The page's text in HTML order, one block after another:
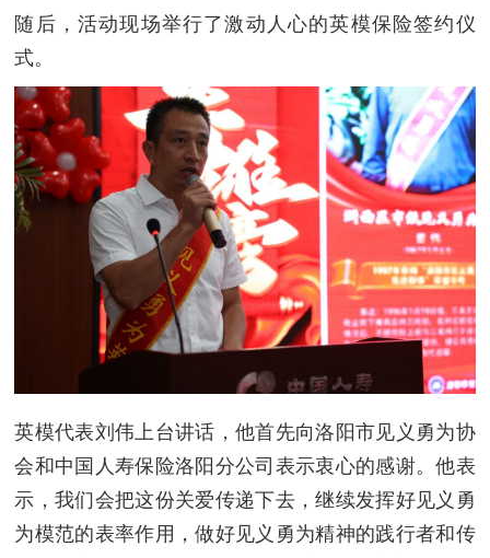
随后，活动现场举行了激动人心的英模保险签约仪
式。
英模代表刘伟上台讲话，他首先向洛阳市见义勇为协
会和中国人寿保险洛阳分公司表示衷心的感谢。他表
示，我们会把这份关爱传递下去，继续发挥好见义勇
为模范的表率作用，做好见义勇为精神的践行者和传